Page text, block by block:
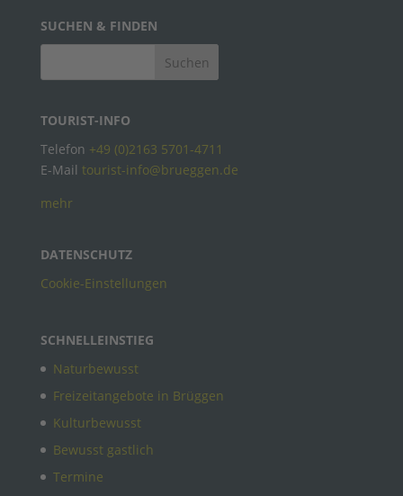
SUCHEN & FINDEN
TOURIST-INFO
Telefon +49 (0)2163 5701-4711
E-Mail tourist-info@brueggen.de
mehr
DATENSCHUTZ
Cookie-Einstellungen
SCHNELLEINSTIEG
Naturbewusst
Freizeitangebote in Brüggen
Kulturbewusst
Bewusst gastlich
Termine